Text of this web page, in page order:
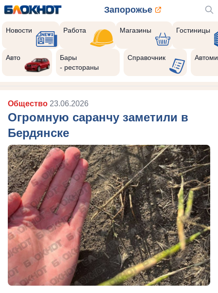
Запорожье
Новости Работа Магазины Гостиницы
Авто
Бары
- рестораны
Справочник
Общество 23.06.2026
Огромную саранчу заметили в
Бердянске